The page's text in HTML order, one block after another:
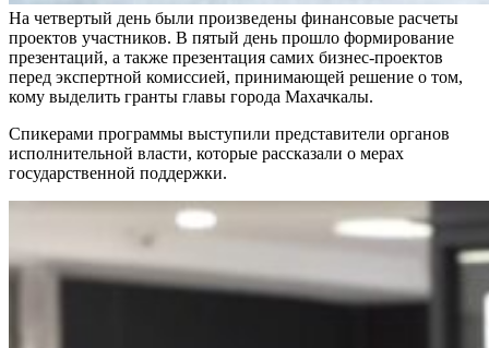
На четвертый день были произведены финансовые расчеты
проектов участников. В пятый день прошло формирование
презентаций, а также презентация самих бизнес-проектов
перед экспертной комиссией, принимающей решение о том,
кому выделить гранты главы города Махачкалы.
Спикерами программы выступили представители органов
исполнительной власти, которые рассказали о мерах
государственной поддержки.